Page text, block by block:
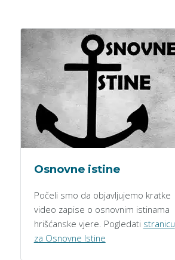
Osnovne istine
Počeli smo da objavljujemo kratke
video zapise o osnovnim istinama
hrišćanske vjere. Pogledati stranicu
za Osnovne Istine